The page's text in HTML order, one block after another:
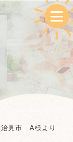
治見市 A様より